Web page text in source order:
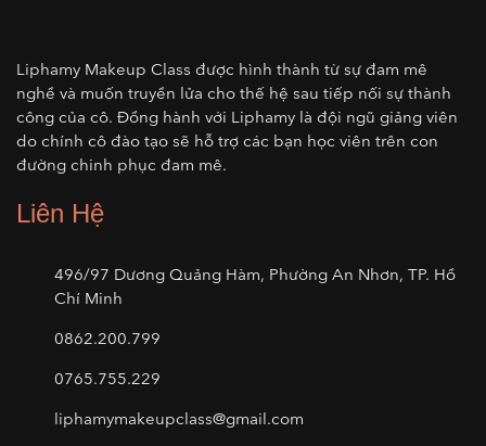
Liphamy Makeup Class được hình thành từ sự đam mê
nghề và muốn truyền lửa cho thế hệ sau tiếp nối sự thành
công của cô. Đồng hành với Liphamy là đội ngũ giảng viên
do chính cô đào tạo sẽ hỗ trợ các bạn học viên trên con
đường chinh phục đam mê.
Liên Hệ
496/97 Dương Quảng Hàm, Phường An Nhơn, TP. Hồ
Chí Minh
0862.200.799
0765.755.229
liphamymakeupclass@gmail.com